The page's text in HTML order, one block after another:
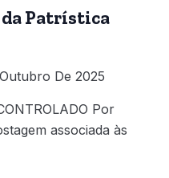
Patrística
De 2025
Por
associada às